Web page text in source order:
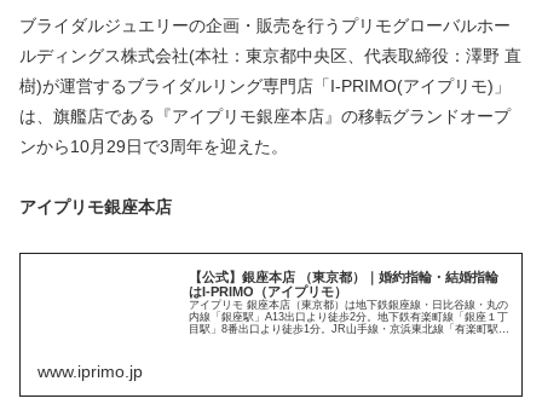
ブライダルジュエリーの企画・販売を行うプリモグローバルホー
ルディングス株式会社(本社：東京都中央区、代表取締役：澤野 直
樹)が運営するブライダルリング専門店「I-PRIMO(アイプリモ)」
は、旗艦店である『アイプリモ銀座本店』の移転グランドオープ
ンから10月29日で3周年を迎えた。
アイプリモ銀座本店
【公式】銀座本店 （東京都）｜婚約指輪・結婚指輪
はI-PRIMO（アイプリモ）
アイプリモ 銀座本店（東京都）は地下鉄銀座線・日比谷線・丸の
内線「銀座駅」A13出口より徒歩2分。地下鉄有楽町線「銀座１丁
目駅」8番出口より徒歩1分。JR山手線・京浜東北線「有楽町駅」
www.iprimo.jp